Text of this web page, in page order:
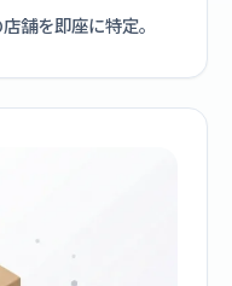
舗を即座に特定。